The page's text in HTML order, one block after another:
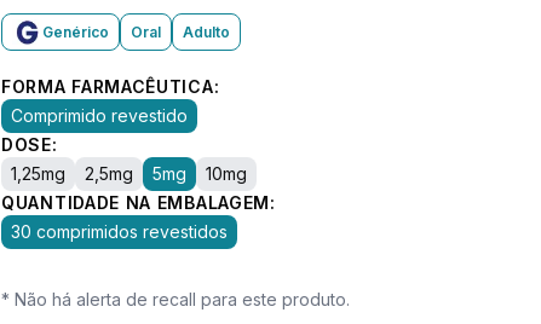
Genérico Oral Adulto
FORMA FARMACÊUTICA:
Comprimido revestido
DOSE:
1,25mg
2,5mg 5mg
10mg
QUANTIDADE NA EMBALAGEM:
30 comprimidos revestidos
* Não há alerta de recall para este produto.